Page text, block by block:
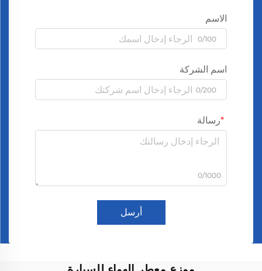
الاسم
0/100
اسم الشركة
0/200
رسالة
0/1000
أرسل